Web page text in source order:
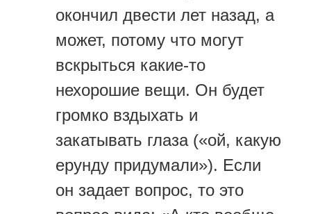
окончил двести лет назад, а
может, потому что могут
вскрыться какие-то
нехорошие вещи. Он будет
громко вздыхать и
закатывать глаза («ой, какую
ерунду придумали»). Если
он задает вопрос, то это